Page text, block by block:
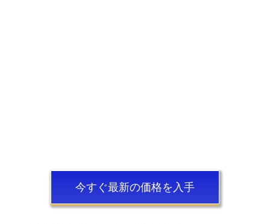
今すぐ最新の価格を入手